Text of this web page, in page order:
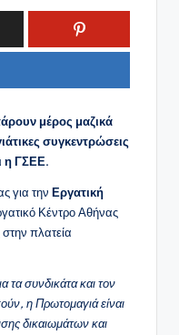
μέρος μαζικά
συγκεντρώσεις
η ΓΣΕΕ.
για την Εργατική
Κέντρο Αθήνας
πλατεία
τα συνδικάτα και τον
η Πρωτομαγιά είναι
δικαιωμάτων και